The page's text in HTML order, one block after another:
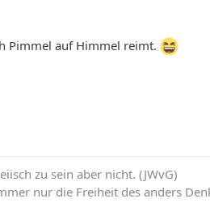
Pimmel auf Himmel reimt.
zu sein aber nicht. (JWvG)
nur die Freiheit des anders